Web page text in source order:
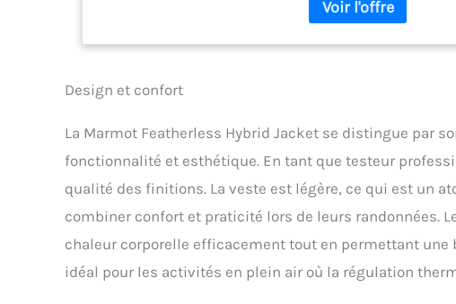
synthétique de cette
l'humidité et ses
mouillée La doublure
Design et confort
La Marmot Featherless Hybrid Jacket se distingue par
fonctionnalité et esthétique. En tant que testeur
qualité des finitions. La veste est légère, ce qui est un
combiner confort et praticité lors de leurs randonnées.
chaleur corporelle efficacement tout en permettant une
idéal pour les activités en plein air où la régulation